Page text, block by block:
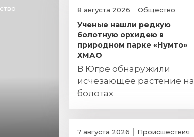
8 августа 2026 Общество
Ученые нашли редкую
болотную орхидею в
природном парке «Нумто»
ХМАО
В Югре обнаружили
исчезающее растение на
болотах
7 августа 2026 Происшествия